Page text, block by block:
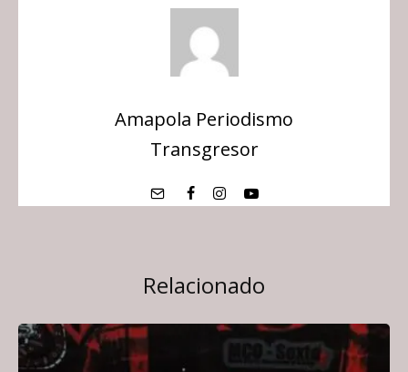
Amapola Periodismo
Transgresor
Relacionado